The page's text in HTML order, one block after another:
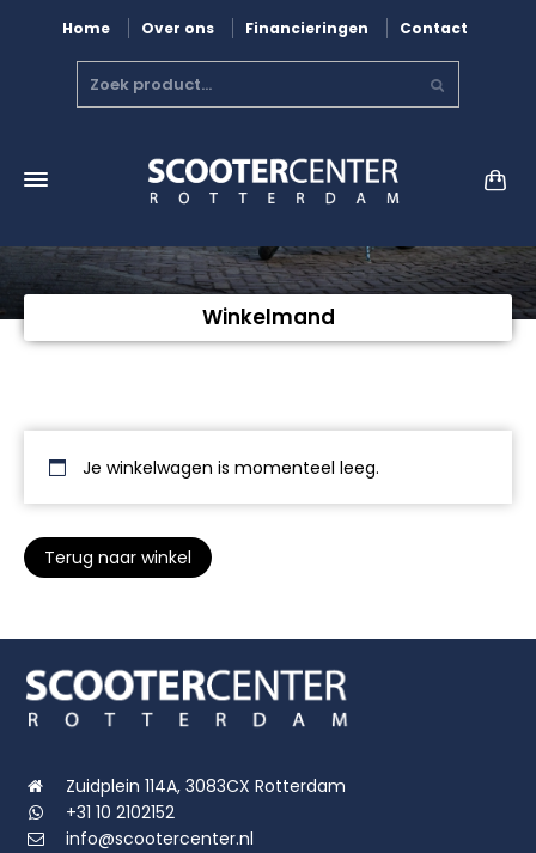
Home Over ons Financieringen Contact
Winkelmand
Je winkelwagen is momenteel leeg.
Terug naar winkel
Zuidplein 114A, 3083CX Rotterdam
+31 10 2102152
info@scootercenter.nl